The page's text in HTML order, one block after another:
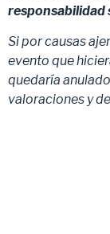
responsabilidad
Si por causas
evento que
quedaría
valoraciones y